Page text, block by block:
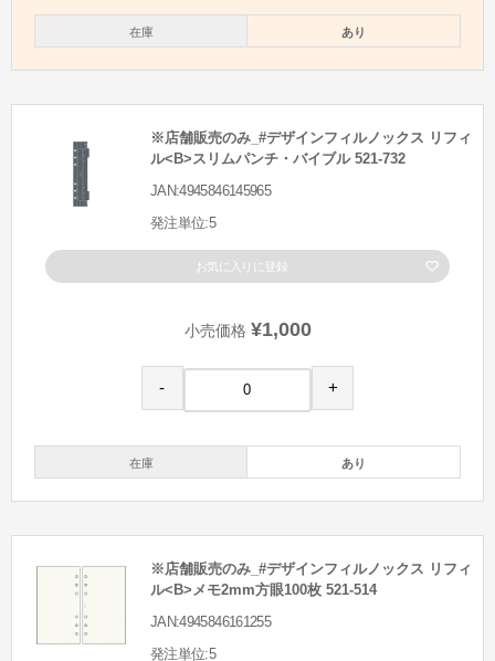
在庫 あり
※店舗販売のみ_#デザインフィルノックス リフィ
ル<B>スリムパンチ・バイブル 521-732
JAN:4945846145965
発注単位:5
お気に入りに登録
小売価格 ¥1,000
- +
在庫 あり
※店舗販売のみ_#デザインフィルノックス リフィ
ル<B>メモ2mm方眼100枚 521-514
JAN:4945846161255
発注単位:5